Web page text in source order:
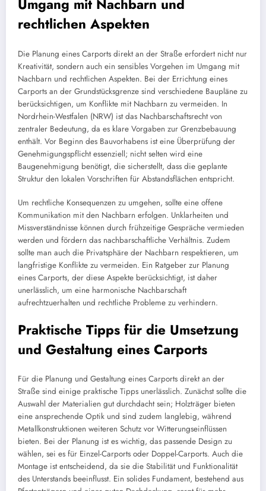
Umgang mit Nachbarn und
rechtlichen Aspekten
Die Planung eines Carports direkt an der Straße erfordert nicht nur
Kreativität, sondern auch ein sensibles Vorgehen im Umgang mit
Nachbarn und rechtlichen Aspekten. Bei der Errichtung eines
Carports an der Grundstücksgrenze sind verschiedene Baupläne zu
berücksichtigen, um Konflikte mit Nachbarn zu vermeiden. In
Nordrhein-Westfalen (NRW) ist das Nachbarschaftsrecht von
zentraler Bedeutung, da es klare Vorgaben zur Grenzbebauung
enthält. Vor Beginn des Bauvorhabens ist eine Überprüfung der
Genehmigungspflicht essenziell; nicht selten wird eine
Baugenehmigung benötigt, die sicherstellt, dass die geplante
Struktur den lokalen Vorschriften für Abstandsflächen entspricht.
Um rechtliche Konsequenzen zu umgehen, sollte eine offene
Kommunikation mit den Nachbarn erfolgen. Unklarheiten und
Missverständnisse können durch frühzeitige Gespräche vermieden
werden und fördern das nachbarschaftliche Verhältnis. Zudem
sollte man auch die Privatsphäre der Nachbarn respektieren, um
langfristige Konflikte zu vermeiden. Ein Ratgeber zur Planung
eines Carports, der diese Aspekte berücksichtigt, ist daher
unerlässlich, um eine harmonische Nachbarschaft
aufrechtzuerhalten und rechtliche Probleme zu verhindern.
Praktische Tipps für die Umsetzung
und Gestaltung eines Carports
Für die Planung und Gestaltung eines Carports direkt an der
Straße sind einige praktische Tipps unerlässlich. Zunächst sollte die
Auswahl der Materialien gut durchdacht sein; Holzträger bieten
eine ansprechende Optik und sind zudem langlebig, während
Metallkonstruktionen weiteren Schutz vor Witterungseinflüssen
bieten. Bei der Planung ist es wichtig, das passende Design zu
wählen, sei es für Einzel-Carports oder Doppel-Carports. Auch die
Montage ist entscheidend, da sie die Stabilität und Funktionalität
des Unterstands beeinflusst. Ein solides Fundament, bestehend aus